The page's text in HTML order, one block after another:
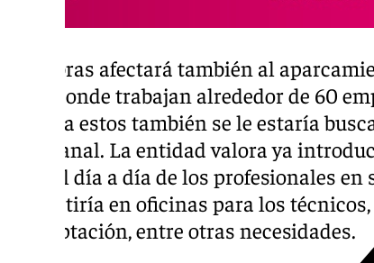
Las obras afectará también al
club, donde trabajan alrededor de 60
tanto, a estos también se le estaría
Arraijanal. La entidad valora ya
para el día a día de los profesionales en
consistiría en oficinas para los
readaptación, entre otras necesidades.